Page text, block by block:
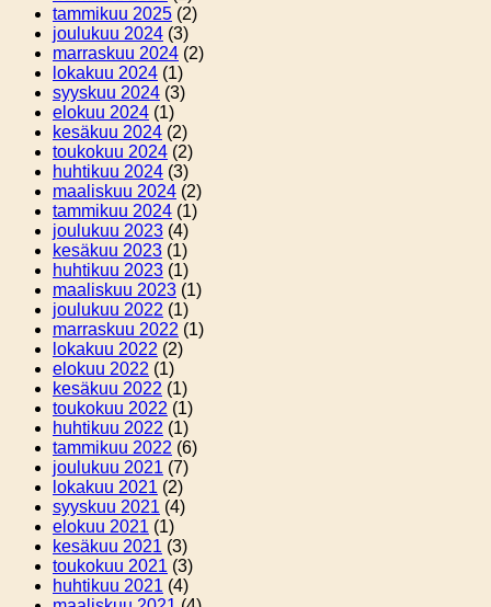
tammikuu 2025 (2)
joulukuu 2024 (3)
marraskuu 2024 (2)
lokakuu 2024 (1)
syyskuu 2024 (3)
elokuu 2024 (1)
kesäkuu 2024 (2)
toukokuu 2024 (2)
huhtikuu 2024 (3)
maaliskuu 2024 (2)
tammikuu 2024 (1)
joulukuu 2023 (4)
kesäkuu 2023 (1)
huhtikuu 2023 (1)
maaliskuu 2023 (1)
joulukuu 2022 (1)
marraskuu 2022 (1)
lokakuu 2022 (2)
elokuu 2022 (1)
kesäkuu 2022 (1)
toukokuu 2022 (1)
huhtikuu 2022 (1)
tammikuu 2022 (6)
joulukuu 2021 (7)
lokakuu 2021 (2)
syyskuu 2021 (4)
elokuu 2021 (1)
kesäkuu 2021 (3)
toukokuu 2021 (3)
huhtikuu 2021 (4)